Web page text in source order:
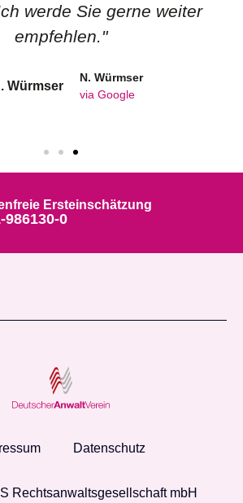
werde Sie gerne weiter
empfehlen."
N. Würmser
via Google
Ersteinschätzung
986130-0
Datenschutz
Rechtsanwaltsgesellschaft mbH